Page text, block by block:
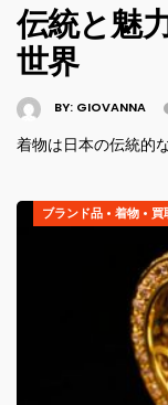
伝統と魅
世界
BY: GIOVANNA
着物は日本の伝統的
ブランド品 • 着物 • 買